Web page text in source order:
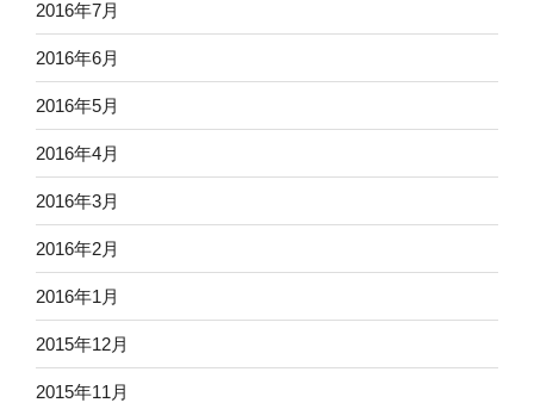
2016年7月
2016年6月
2016年5月
2016年4月
2016年3月
2016年2月
2016年1月
2015年12月
2015年11月